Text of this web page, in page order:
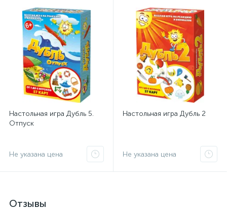
Настольная игра Дубль 5.
Отпуск
Не указана цена
Настольная игра Дубль 2
Не указана цена
Отзывы